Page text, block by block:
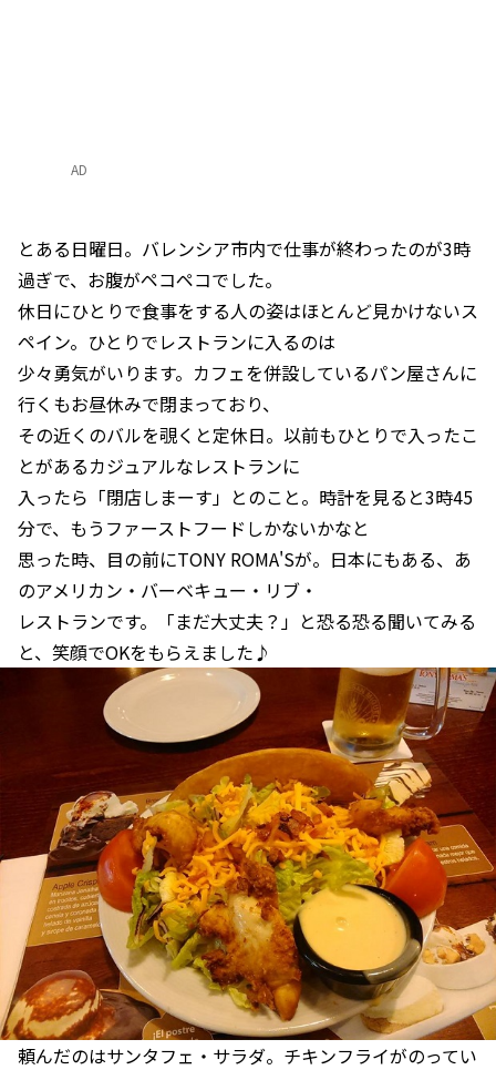
AD
とある日曜日。バレンシア市内で仕事が終わったのが3時
過ぎで、お腹がペコペコでした。
休日にひとりで食事をする人の姿はほとんど見かけないス
ペイン。ひとりでレストランに入るのは
少々勇気がいります。カフェを併設しているパン屋さんに
行くもお昼休みで閉まっており、
その近くのバルを覗くと定休日。以前もひとりで入ったこ
とがあるカジュアルなレストランに
入ったら「閉店しまーす」とのこと。時計を見ると3時45
分で、もうファーストフードしかないかなと
思った時、目の前にTONY ROMA'Sが。日本にもある、あ
のアメリカン・バーベキュー・リブ・
レストランです。「まだ大丈夫？」と恐る恐る聞いてみる
と、笑顔でOKをもらえました♪
頼んだのはサンタフェ・サラダ。チキンフライがのってい